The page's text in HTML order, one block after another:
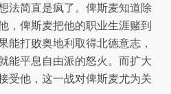
法简直是疯了。俾斯麦知道除
，俾斯麦把他的职业生涯赌到
能打败奥地利取得北德意志，
能平息自由派的怒火。而扩大
受他，这一战对俾斯麦尤为关